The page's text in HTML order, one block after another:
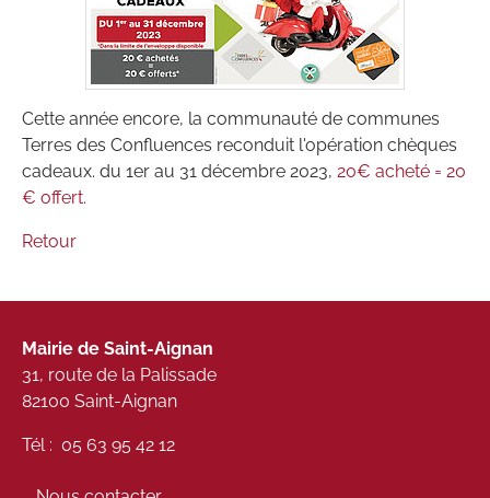
Cette année encore, la communauté de communes
Terres des Confluences reconduit l'opération chèques
cadeaux. du 1er au 31 décembre 2023, 20€ acheté = 20
€ offert.
Retour
Mairie de Saint-Aignan
31, route de la Palissade
82100 Saint-Aignan
Tél : 05 63 95 42 12